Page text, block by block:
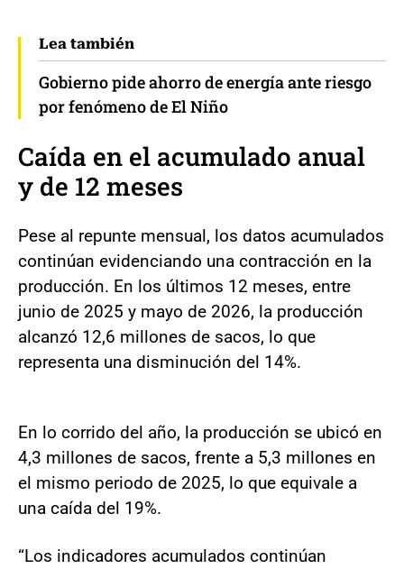
Lea también
Gobierno pide ahorro de energía ante riesgo
por fenómeno de El Niño
Caída en el acumulado anual
y de 12 meses
Pese al repunte mensual, los datos acumulados
continúan evidenciando una contracción en la
producción. En los últimos 12 meses, entre
junio de 2025 y mayo de 2026, la producción
alcanzó 12,6 millones de sacos, lo que
representa una disminución del 14%.
En lo corrido del año, la producción se ubicó en
4,3 millones de sacos, frente a 5,3 millones en
el mismo periodo de 2025, lo que equivale a
una caída del 19%.
“Los indicadores acumulados continúan